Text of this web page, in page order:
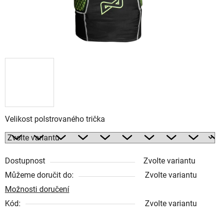
Velikost polstrovaného trička
Dostupnost
Zvolte variantu
Můžeme doručit do:
Zvolte variantu
Možnosti doručení
Kód:
Zvolte variantu